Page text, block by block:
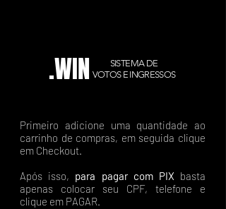
.WIN
SISTEMA DE
VOTOS E INGRESSOS
Primeiro adicione uma quantidade ao
carrinho de compras, em seguida clique
em Checkout.
Após isso, para pagar com PIX basta
apenas colocar seu CPF, telefone e
clique em PAGAR.